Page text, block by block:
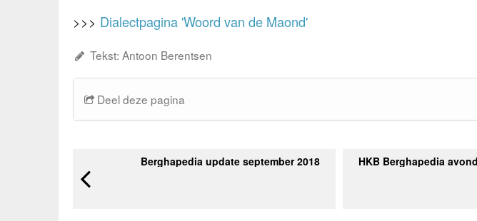
>>> Dialectpagina 'Woord van de Maond'
Tekst: Antoon Berentsen
Deel deze pagina
Berghapedia update september 2018 HKB Berghapedia